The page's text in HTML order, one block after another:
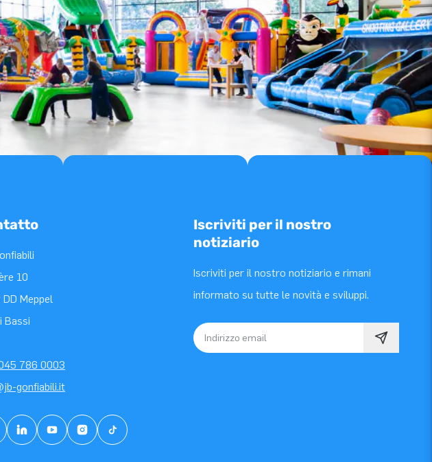
10
Meppel
Bassi
786 0003
gonfiabili.it
Iscriviti per il nostro
notiziario
Iscriviti per il nostro notiziario e rimani
informato su tutte le novità e sviluppi.
Indirizzo email